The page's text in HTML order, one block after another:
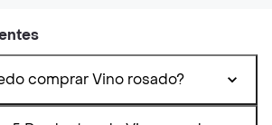
comprar Vino rosado?